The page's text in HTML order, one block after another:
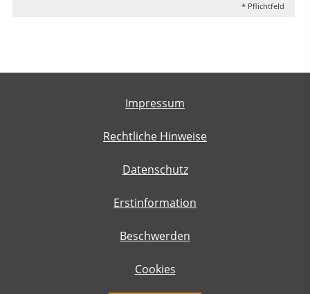
* Pflichtfeld
Impressum
Rechtliche Hinweise
Datenschutz
Erstinformation
Beschwerden
Cookies